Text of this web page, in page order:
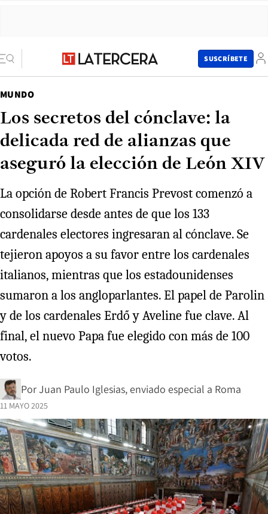
SUSCRÍBETE
MUNDO
Los secretos del cónclave: la
delicada red de alianzas que
aseguró la elección de León XIV
La opción de Robert Francis Prevost comenzó a
consolidarse desde antes de que los 133
cardenales electores ingresaran al cónclave. Se
tejieron apoyos a su favor entre los cardenales
italianos, mientras que los estadounidenses
sumaron a los angloparlantes. El papel de Parolin
y de los cardenales Erdő y Aveline fue clave. Al
final, el nuevo Papa fue elegido con más de 100
votos.
PorJuan Paulo Iglesias, enviado especial a Roma
11 MAYO 2025